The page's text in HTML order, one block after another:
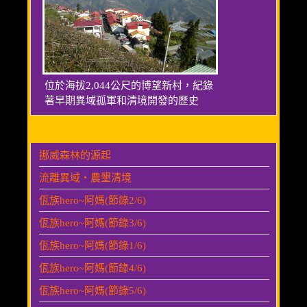
位於海拔2,044公尺的博望新村，紀錄
著早期異域孤軍和清境開發的歷史
挪威森林的源起
流離異域‧農墾清境
佤族hero~阿媽(節錄2/6)
佤族hero~阿媽(節錄3/6)
佤族hero~阿媽(節錄1/6)
佤族hero~阿媽(節錄4/6)
佤族hero~阿媽(節錄5/6)